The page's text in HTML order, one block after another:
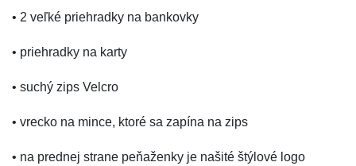
• 2 veľké priehradky na bankovky
• priehradky na karty
• suchý zips Velcro
• vrecko na mince, ktoré sa zapína na zips
• na prednej strane peňaženky je našité štýlové logo